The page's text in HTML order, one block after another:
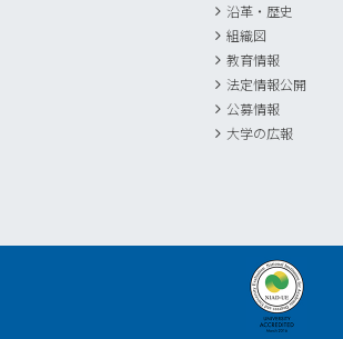
沿革・歴史
組織図
教育情報
法定情報公開
公募情報
大学の広報